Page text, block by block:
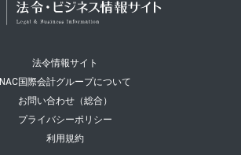
法令情報サイト
NAC国際会計グループについて
お問い合わせ（総合）
プライバシーポリシー
利用規約